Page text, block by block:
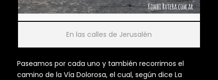
En las calles de Jerusalén
Paseamos por cada uno y también recorrimos el
camino de la Vía Dolorosa, el cual, según dice La